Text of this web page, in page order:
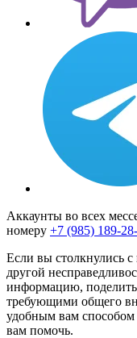
Аккаунты во всех
номеру +7 (985) 189-
Если вы столкнулись
другой
информацию,
требующими общего
удобным вам способом
вам помочь.